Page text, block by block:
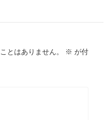
とはありません。 ※ が付